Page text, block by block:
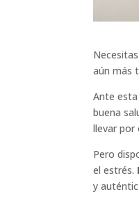
aún más
Ante
buena
llevar por
Pero
el estrés.
y